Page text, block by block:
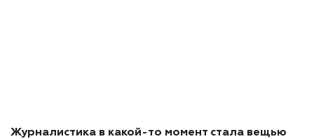
Журналистика в какой-то момент стала вещью